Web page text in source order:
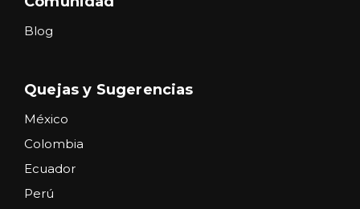
Blog
Quejas y Sugerencias
México
Colombia
Ecuador
Perú